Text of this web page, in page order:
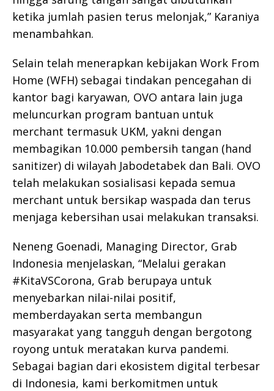
ketika jumlah pasien terus melonjak,” Karaniya
menambahkan.
Selain telah menerapkan kebijakan Work From
Home (WFH) sebagai tindakan pencegahan di
kantor bagi karyawan, OVO antara lain juga
meluncurkan program bantuan untuk
merchant termasuk UKM, yakni dengan
membagikan 10.000 pembersih tangan (hand
sanitizer) di wilayah Jabodetabek dan Bali. OVO
telah melakukan sosialisasi kepada semua
merchant untuk bersikap waspada dan terus
menjaga kebersihan usai melakukan transaksi.
Neneng Goenadi, Managing Director, Grab
Indonesia menjelaskan, “Melalui gerakan
#KitaVSCorona, Grab berupaya untuk
menyebarkan nilai-nilai positif,
memberdayakan serta membangun
masyarakat yang tangguh dengan bergotong
royong untuk meratakan kurva pandemi.
Sebagai bagian dari ekosistem digital terbesar
di Indonesia, kami berkomitmen untuk